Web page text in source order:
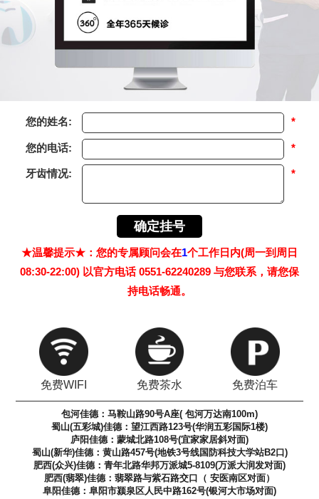
您的姓名: *
您的电话: *
牙齿情况: *
★温馨提示★：您的专属顾问会在1个工作日内(周一到周日
08:30-22:00) 以官方电话 0551-62240289 与您联系，请您保
持电话畅通。
免费WIFI 免费茶水 免费泊车
包河佳德：马鞍山路90号A座( 包河万达南100m)
蜀山(五彩城)佳德：望江西路123号(华润五彩国际1楼)
庐阳佳德：蒙城北路108号(宜家家居斜对面)
蜀山(新华)佳德：黄山路457号(地铁3号线国防科技大学站B2口)
肥西(众兴)佳德：青年北路华邦万派城5-8109(万派大润发对面)
肥西(翡翠)佳德：翡翠路与紫石路交口（ 安医南区对面）
阜阳佳德：阜阳市颍泉区人民中路162号(银河大市场对面)